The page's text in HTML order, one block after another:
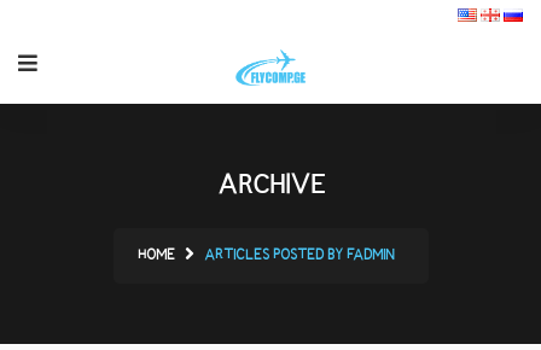
ARCHIVE
HOME ARTICLES POSTED BY FADMIN